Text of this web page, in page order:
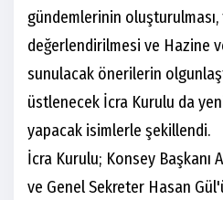
gündemlerinin
değerlendirilmesi ve Hazine
sunulacak önerilerin
üstlenecek İcra Kurulu da
yapacak isimlerle şekillendi.
İcra Kurulu; Konsey Başkanı
ve Genel Sekreter Hasan